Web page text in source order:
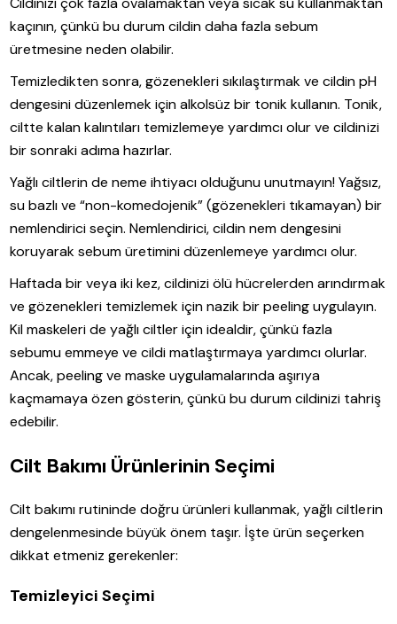
kaçının, çünkü bu durum cildin daha fazla sebum
üretmesine neden olabilir.
Temizledikten sonra, gözenekleri sıkılaştırmak ve cildin pH
dengesini düzenlemek için alkolsüz bir tonik kullanın. Tonik,
ciltte kalan kalıntıları temizlemeye yardımcı olur ve cildinizi
bir sonraki adıma hazırlar.
Yağlı ciltlerin de neme ihtiyacı olduğunu unutmayın! Yağsız,
su bazlı ve “non-komedojenik” (gözenekleri tıkamayan) bir
nemlendirici seçin. Nemlendirici, cildin nem dengesini
koruyarak sebum üretimini düzenlemeye yardımcı olur.
Haftada bir veya iki kez, cildinizi ölü hücrelerden arındırmak
ve gözenekleri temizlemek için nazik bir peeling uygulayın.
Kil maskeleri de yağlı ciltler için idealdir, çünkü fazla
sebumu emmeye ve cildi matlaştırmaya yardımcı olurlar.
Ancak, peeling ve maske uygulamalarında aşırıya
kaçmamaya özen gösterin, çünkü bu durum cildinizi tahriş
edebilir.
Cilt Bakımı Ürünlerinin Seçimi
Cilt bakımı rutininde doğru ürünleri kullanmak, yağlı ciltlerin
dengelenmesinde büyük önem taşır. İşte ürün seçerken
dikkat etmeniz gerekenler:
Temizleyici Seçimi